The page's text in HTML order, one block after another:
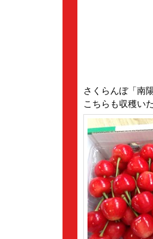
さくらんぼ「南
こちらも収穫い